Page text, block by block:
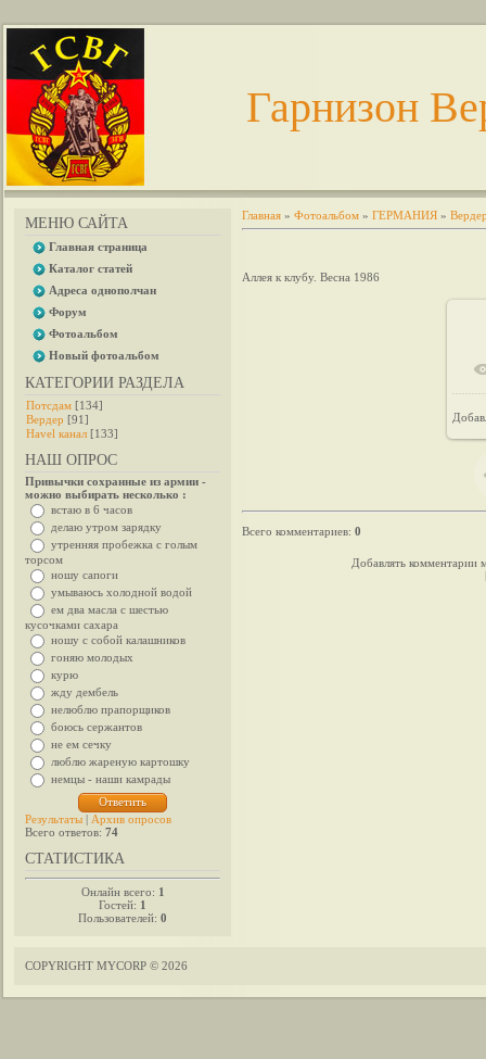
Гарнизон
МЕНЮ САЙТА
Главная страница
Каталог статей
Адреса однополчан
Форум
Фотоальбом
Новый фотоальбом
КАТЕГОРИИ РАЗДЕЛА
Потсдам [134]
Вердер [91]
Havel канал [133]
НАШ ОПРОС
Привычки сохранные из армии -
можно выбирать несколько :
встаю в 6 часов
делаю утром зарядку
утренняя пробежка с голым
торсом
ношу сапоги
умываюсь холодной водой
ем два масла с шестью
кусочками сахара
ношу с собой калашников
гоняю молодых
курю
жду дембель
нелюблю прапорщиков
боюсь сержантов
не ем сечку
люблю жареную картошку
немцы - наши камрады
Результаты | Архив опросов
Всего ответов: 74
СТАТИСТИКА
Онлайн всего: 1
Гостей: 1
Пользователей: 0
Главная » Фотоальбом » ГЕРМАНИЯ »
Аллея к клубу. Весна 1986
Всего комментариев: 0
Добавлять комментарии
COPYRIGHT MYCORP © 2026